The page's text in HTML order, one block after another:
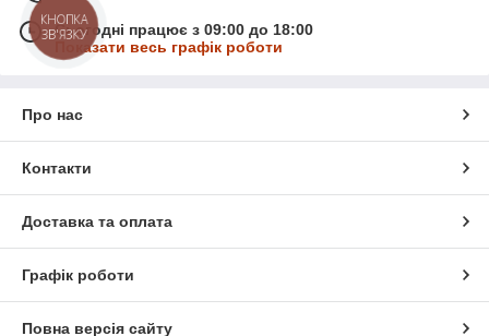
Сьогодні працює з 09:00 до 18:00
Показати весь графік роботи
Про нас
Контакти
Доставка та оплата
Графік роботи
Повна версія сайту
КНОПКА
ЗВ'ЯЗКУ